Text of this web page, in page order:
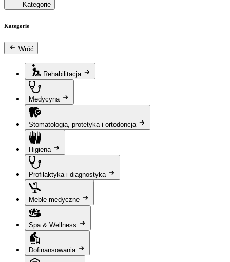
Kategorie
Kategorie
Wróć
Rehabilitacja
Medycyna
Stomatologia, protetyka i ortodoncja
Higiena
Profilaktyka i diagnostyka
Meble medyczne
Spa & Wellness
Dofinansowania